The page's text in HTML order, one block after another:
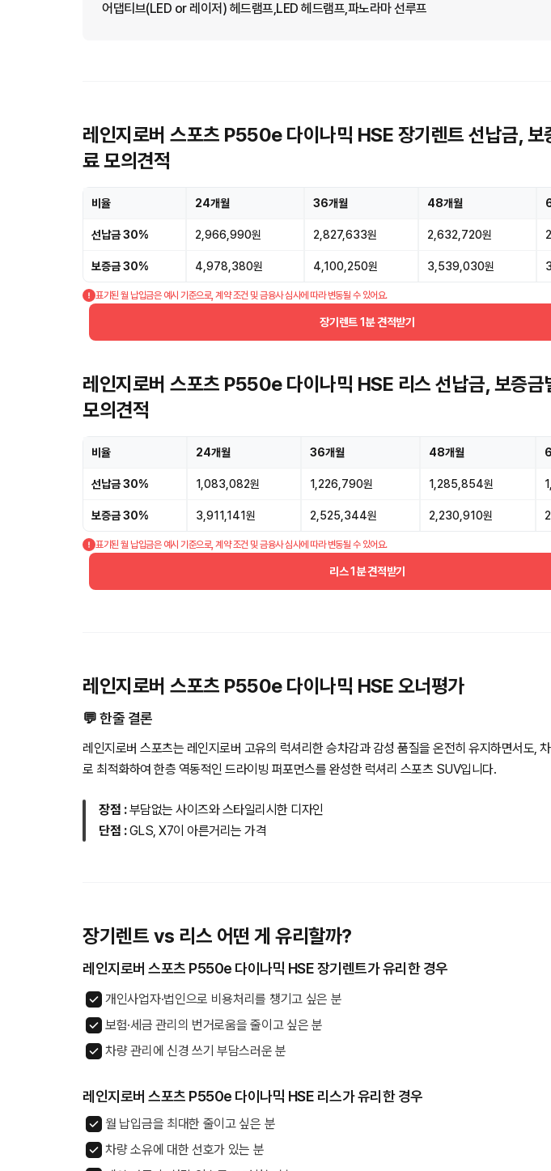
어댑티브(LED or 레이저) 헤드램프,LED 헤드램프,파노라마 선루프
레인지로버 스포츠 P550e 다이나믹 HSE 장기렌트 선납금, 보
료 모의견적
비율 24개월 36개월 48개월
선납금 30% 2,966,990원 2,827,633원 2,632,720원
보증금 30% 4,978,380원 4,100,250원 3,539,030원
표기된 월 납입금은 예시 기준으로, 계약 조건 및 금융사 심사에 따라 변동될 수 있어요.
장기렌트 1분 견적받기
레인지로버 스포츠 P550e 다이나믹 HSE 리스 선납금, 보증금
모의견적
비율 24개월 36개월 48개월
선납금 30% 1,083,082원 1,226,790원 1,285,854원
보증금 30% 3,911,141원 2,525,344원 2,230,910원
표기된 월 납입금은 예시 기준으로, 계약 조건 및 금융사 심사에 따라 변동될 수 있어요.
리스 1분 견적받기
레인지로버 스포츠 P550e 다이나믹 HSE 오너평가
💬 한줄 결론
레인지로버 스포츠는 레인지로버 고유의 럭셔리한 승차감과 감성 품질을 온전히 유지하면서도,
로 최적화하여 한층 역동적인 드라이빙 퍼포먼스를 완성한 럭셔리 스포츠 SUV입니다.
장점 :부담없는 사이즈와 스타일리시한 디자인
단점 :GLS, X7이 아른거리는 가격
장기렌트 vs 리스 어떤 게 유리할까?
레인지로버 스포츠 P550e 다이나믹 HSE 장기렌트가 유리한 경우
개인사업자·법인으로 비용처리를 챙기고 싶은 분
보험·세금 관리의 번거로움을 줄이고 싶은 분
차량 관리에 신경 쓰기 부담스러운 분
레인지로버 스포츠 P550e 다이나믹 HSE 리스가 유리한 경우
월 납입금을 최대한 줄이고 싶은 분
차량 소유에 대한 선호가 있는 분